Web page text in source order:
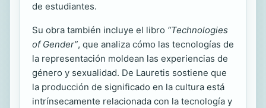
de estudiantes.
Su obra también incluye el libro “Technologies
of Gender”, que analiza cómo las tecnologías de
la representación moldean las experiencias de
género y sexualidad. De Lauretis sostiene que
la producción de significado en la cultura está
intrínsecamente relacionada con la tecnología y